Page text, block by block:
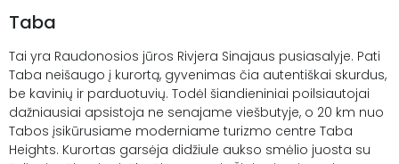
Taba
Tai yra Raudonosios jūros Rivjera Sinajaus pusiasalyje. Pati
Taba neišaugo į kurortą, gyvenimas čia autentiškai skurdus,
be kavinių ir parduotuvių. Todėl šiandieniniai poilsiautojai
dažniausiai apsistoja ne senajame viešbutyje, o 20 km nuo
Tabos įsikūrusiame moderniame turizmo centre Taba
Heights. Kurortas garsėja didžiule aukso smėlio juosta su